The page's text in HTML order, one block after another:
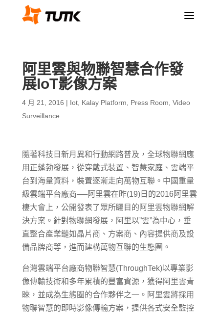
a
阿里雲與物聯智慧合作發
展IoT影像方案
4 月 21, 2016 | Iot, Kalay Platform Press Room Video
Surveillance
隨著科技日新月異和行動網路普及，全球物聯網應
用正蓬勃發展，從穿戴式裝置、智慧家庭、雲端平
台到海量資料，裝置逐漸走向萬物互聯。中國重量
級雲端平台廠商──阿里雲在昨(19)日的2016阿里雲
棲大會上，公開發表了眾所矚目的阿里雲物聯網解
決方案。針對物聯網發展，阿里以”雲”為中心，垂
直整合產業鏈如晶片商、方案商、內容提供商及設
備品牌商等，進而建構萬物互聯的生態圈。
台灣雲端平台廠商物聯智慧(ThroughTek)以專業影
像傳輸技術和多年累積的豐富資源，獲得阿里雲青
睞，並成為生態圈的合作夥伴之一。阿里雲將採用
物聯智慧的即時影像傳輸方案，提供各式安全監控